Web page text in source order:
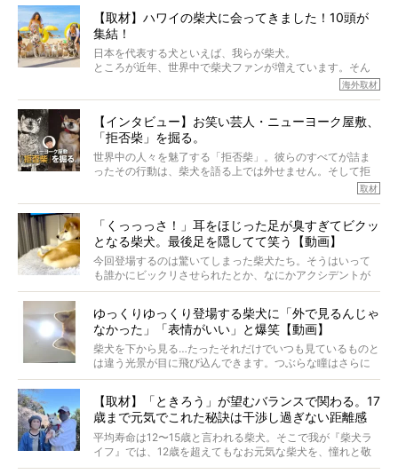
でも、いざそれぞれの個体を見ていくと、丈夫で病気にも
なりにくい、とは言えないような気もするのです。
実際に「病気にならない」などということはないし、飼い
主はそのためにやるべきことがある。
今回は、柴犬に関わる方たちすべてに読んで欲しい、ある
語でした。
※画像はすべてイメージです
※この記事は個人の感想であり、効果・効能を示すものではありません
【取材】ハワイの柴犬に会ってきました！10頭が
集結！
日本を代表する犬といえば、我らが柴犬。
ところが近年、世界中で柴犬ファンが増えています。そん
な中「柴犬ライフ」が目をつけたのは、南の楽園ハワイ。
そんな噂を聞きつけ、今回はハワイの柴犬たちを取材して
きました！
海外取材
【インタビュー】お笑い芸人・ニューヨーク屋敷、
「拒否柴」を掘る。
世界中の人々を魅了する「拒否柴」。彼らのすべてが詰ま
ったその行動は、柴犬を語る上では外せません。そして拒
否柴がここまで話題になるのは、“映える”ことも理由のひと
がるのでしょうか。
最近版画製作を始めた、お笑いコンビ「ニューヨーク」の
屋敷裕政さんに、拒否柴を掘っていただきました！ イン
タビューと合わせてご覧ください。
取材
「くっっっさ！」耳をほじった足が臭すぎてビクッ
となる柴犬。最後足を隠してて笑う【動画】
今回登場するのは驚いてしまった柴犬たち。そうはいって
も誰かにビックリさせられたとか、なにかアクシデントが
起きたとか、そういうことが原因ではありません。全ての
ゆっくりゆっくり登場する柴犬に「外で見るんじゃ
なかった」「表情がいい」と爆笑【動画】
柴犬を下から見る…たったそれだけでいつも見ているものと
は違う光景が目に飛び込んできます。つぶらな瞳はさらに
つぶらに見え、モフモフのお顔はさらにモフモフに見えま
【取材】「ときろう」が望むバランスで関わる。17
歳まで元気でこれた秘訣は干渉し過ぎない距離感
#38ときろう
平均寿命は12〜15歳と言われる柴犬。そこで我が『柴犬ラ
イフ』では、12歳を超えてもなお元気な柴犬を、憧れと敬
意を込めて“レジェンド柴”と呼んでいます。 この特集で